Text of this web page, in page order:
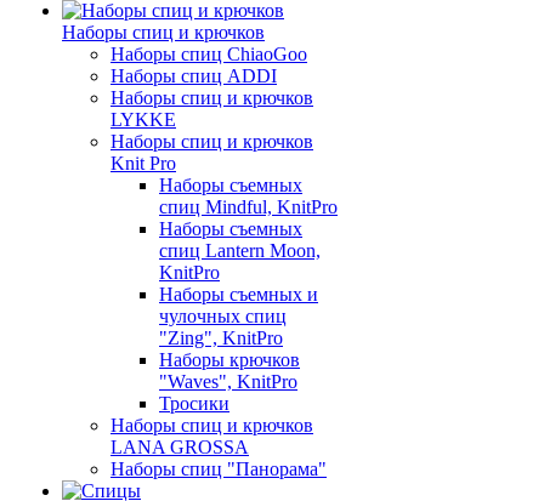
Наборы спиц и крючков
Наборы спиц ChiaoGoo
Наборы спиц ADDI
Наборы спиц и крючков
LYKKE
Наборы спиц и крючков
Knit Pro
Наборы съемных
спиц Mindful, KnitPro
Наборы съемных
спиц Lantern Moon,
KnitPro
Наборы съемных и
чулочных спиц
"Zing", KnitPro
Наборы крючков
"Waves", KnitPro
Тросики
Наборы спиц и крючков
LANA GROSSA
Наборы спиц "Панорама"